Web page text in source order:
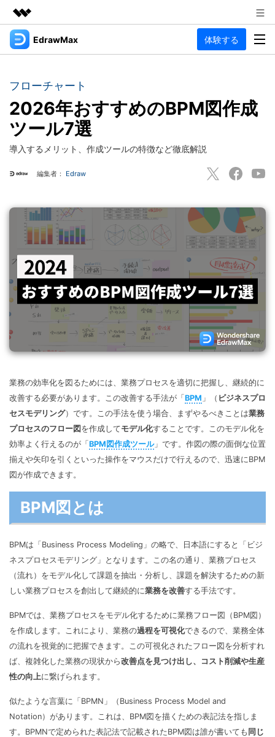
製品
ユーティリティ
ソリューション
企業情報
プラン＆価格
EdrawMax 体験する
EdrawMax
作図種類
図面作成
電気回路図
P&ID
マインドマップ
コンセントマップ
ブレインストーミング
メモ取り
その他の図面種類 >>
リソース
作図・思考整理に関するプロ記事
オンラインAIツール
最新情報
EdrawMind V13登場！
新機能一覧
サポート
ガイド
利用方法を案内します
EdrawMax > EdrawMind >
更新履歴
EdrawMax > EdrawMind >
動作環境
EdrawMax > EdrawMind >
法人向け
EdrawMax EdrawMind
無料ダウンロード 購入する
ログイン
フローチャート
2026年おすすめのBPM図作成
ツール7選
導入するメリット、作成ツールの特徴など徹底解説
編集者： Edraw
業務の効率化を図るためには、業務プロセスを適切に把握し、継続的に
改善する必要があります。この改善する手法が「 BPM 」（ ビジネスプロ
セスモデリング）です。この手法を使う場合、まずやるべきことは業務
プロセスのフロー図 を作成してモデル化することです。このモデル化を
効率よく行えるのが「 BPM図作成ツール」です。作図の際の面倒な位置
揃えや矢印を引くといった操作をマウスだけで行えるので、迅速にBPM
図が作成できます。
BPM図とは
BPMは「Business Process Modeling」の略で、日本語にすると「ビジ
ネスプロセスモデリング」となります。この名の通り、業務プロセス
（流れ）をモデル化して課題を抽出・分析し、課題を解決するための新
しい業務プロセスを創出して継続的に業務を改善する手法です。
BPMでは、業務プロセスをモデル化するために業務フロー図（BPM図）
を作成します。これにより、業務の過程を可視化できるので、業務全体
の流れを視覚的に把握できます。この可視化されたフロー図を分析すれ
ば、複雑化した業務の現状から改善点を見つけ出し、コスト削減や生産
性の向上に繋げられます。
似たような言葉に「BPMN」（Business Process Model and
Notation）があります。これは、BPM図を描くための表記法を指しま
す。BPMNで定められた表記法で記載されたBPM図は誰が書いても 同じ